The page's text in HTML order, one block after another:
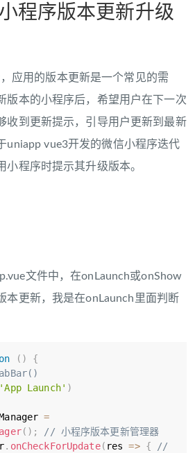
程序版本更新升级
应用的版本更新是一个常见的需
版本的小程序后，希望用户在下一次
收到更新提示，引导用户更新到最新
uniapp vue3开发的微信小程序迭代
小程序时提示其升级版本。
文件中，在onLaunch或onShow
本更新，我是在onLaunch里面判断
( )
{
'App Launch' )
=
( ) ;
// 小程序版本更新管理器
. onCheckForUpdate( res => {
//